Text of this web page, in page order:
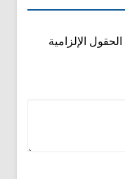
الحقول الإلزامية